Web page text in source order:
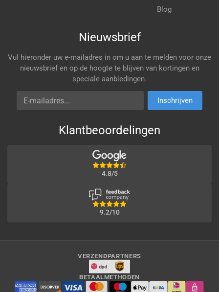
Blog
Nieuwsbrief
Vul hieronder uw e-mailadres in om u aan te melden voor onze
nieuwsbrief en op de hoogte te blijven van kortingen en
speciale aanbiedingen.
E-mailadres
Inschrijven
Klantbeoordelingen
4.8/5
9.2/10
VERZENDPARTNERS
BETAALMETHODEN